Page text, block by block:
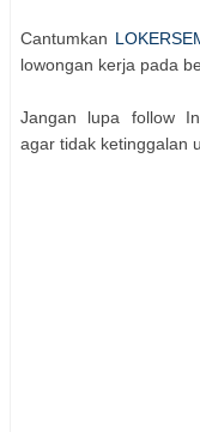
Cantumkan
lowongan kerja pada
Jangan lupa follow
agar tidak ketinggalan